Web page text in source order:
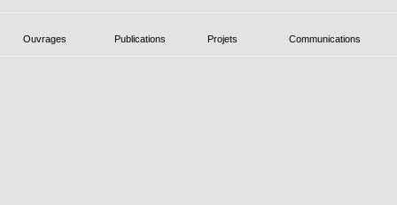
Ouvrages Publications Projets Communications